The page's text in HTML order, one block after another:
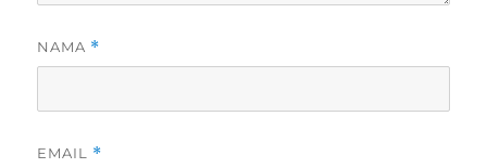
NAMA *
EMAIL *